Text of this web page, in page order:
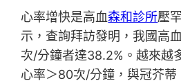
心率增快是高血森和診所壓
示，查詢拜訪發明，我國高
次/分鐘者達38.2%。越來越
心率＞80次/分鐘，與冠芥蒂